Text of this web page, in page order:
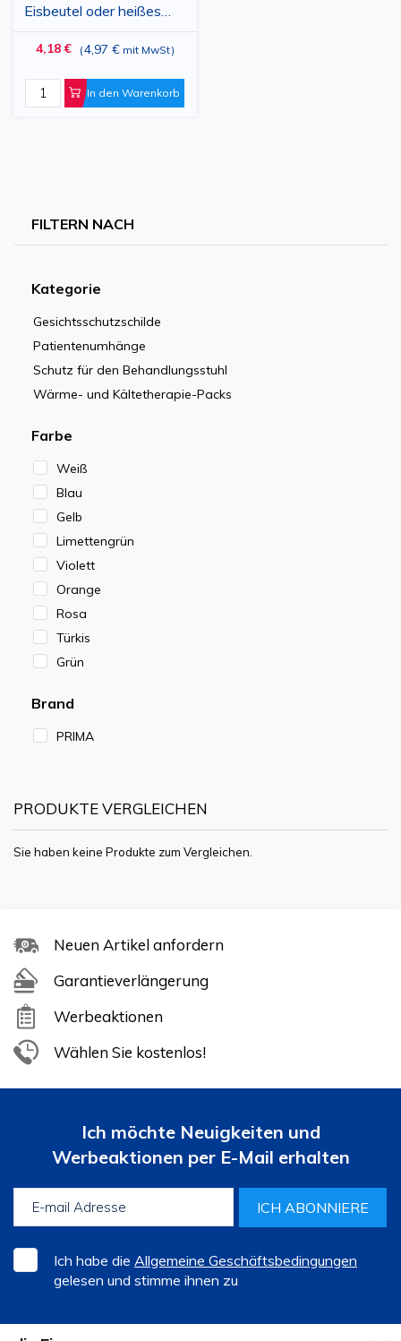
Eisbeutel oder heißes
Wasser
4,18 € (4,97 € mit MwSt)
In den Warenkorb
FILTERN NACH
Kategorie
Gesichtsschutzschilde
Patientenumhänge
Schutz für den Behandlungsstuhl
Wärme- und Kältetherapie-Packs
Farbe
Weiß
Blau
Gelb
Limettengrün
Violett
Orange
Rosa
Türkis
Grün
Brand
PRIMA
PRODUKTE VERGLEICHEN
Sie haben keine Produkte zum Vergleichen.
Neuen Artikel anfordern
Garantieverlängerung
Werbeaktionen
Wählen Sie kostenlos!
Ich möchte Neuigkeiten und
Werbeaktionen per E-Mail erhalten
ICH ABONNIERE
Ich habe die Allgemeine Geschäftsbedingungen
gelesen und stimme ihnen zu